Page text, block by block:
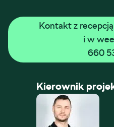
Kontakt z
i w
660
Kierownik